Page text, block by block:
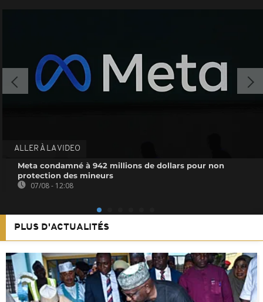
ALLER À LA VIDEO
Meta condamné à 942 millions de dollars pour non
protection des mineurs
07/08 - 12:08
PLUS D'ACTUALITÉS